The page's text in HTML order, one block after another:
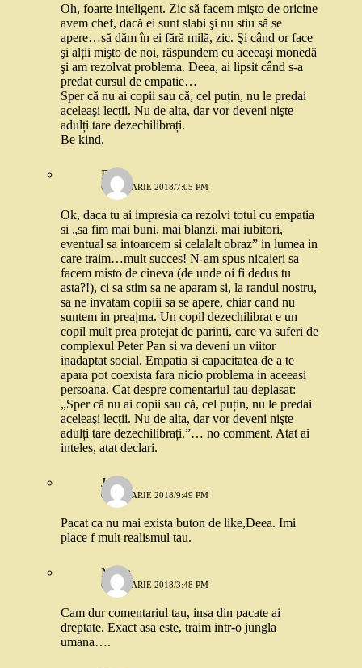
Oh, foarte inteligent. Zic să facem mişto de oricine
avem chef, dacă ei sunt slabi şi nu stiu să se
apere…să dăm în ei fără milă, zic. Şi când or face
şi alții mişto de noi, răspundem cu aceeaşi monedă
şi am rezolvat problema. Deea, ai lipsit când s-a
predat cursul de empatie…
Sper că nu ai copii sau că, cel puțin, nu le predai
aceleaşi lecții. Nu de alta, dar vor deveni nişte
adulți tare dezechilibrați.
Be kind.
Deea
6 IANUARIE 2018/7:05 PM
Ok, daca tu ai impresia ca rezolvi totul cu empatia
si „sa fim mai buni, mai blanzi, mai iubitori,
eventual sa intoarcem si celalalt obraz” in lumea in
care traim…mult succes! N-am spus nicaieri sa
facem misto de cineva (de unde oi fi dedus tu
asta?!), ci sa stim sa ne aparam si, la randul nostru,
sa ne invatam copiii sa se apere, chiar cand nu
suntem in preajma. Un copil dezechilibrat e un
copil mult prea protejat de parinti, care va suferi de
complexul Peter Pan si va deveni un viitor
inadaptat social. Empatia si capacitatea de a te
apara pot coexista fara nicio problema in aceeasi
persoana. Cat despre comentariul tau deplasat:
„Sper că nu ai copii sau că, cel puțin, nu le predai
aceleaşi lecții. Nu de alta, dar vor deveni nişte
adulți tare dezechilibrați.”… no comment. Atat ai
inteles, atat declari.
Jorjet
6 IANUARIE 2018/9:49 PM
Pacat ca nu mai exista buton de like,Deea. Imi
place f mult realismul tau.
Mona
6 IANUARIE 2018/3:48 PM
Cam dur comentariul tau, insa din pacate ai
dreptate. Exact asa este, traim intr-o jungla
umana….